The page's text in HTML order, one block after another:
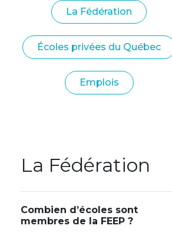
La Fédération
Écoles privées du Québec
Emplois
La Fédération
Combien d’écoles sont
membres de la FEEP ?